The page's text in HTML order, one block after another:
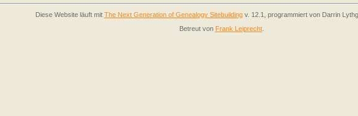
Diese Website läuft mit The Next Generation of Genealogy Sitebuildingv. 12.1, programmiert von Darrin
Betreut von Frank Leiprecht.